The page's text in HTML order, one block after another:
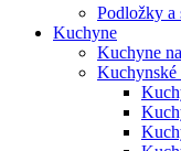
Podložky a
Kuchyne
Kuchyne